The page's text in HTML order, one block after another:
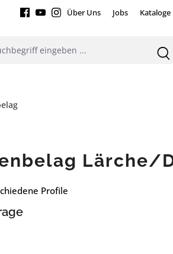
Über Uns Jobs Kataloge
Lärche/
Profile